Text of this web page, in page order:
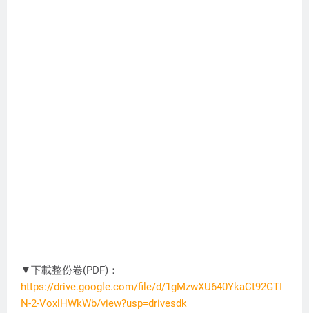
▼下載整份卷(PDF)：
https://drive.google.com/file/d/1gMzwXU640YkaCt92GTI
N-2-VoxlHWkWb/view?usp=drivesdk